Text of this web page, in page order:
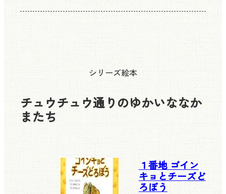
シリーズ絵本
チュウチュウ通りのゆかいななか
またち
１番地 ゴイン
キョとチーズど
ろぼう